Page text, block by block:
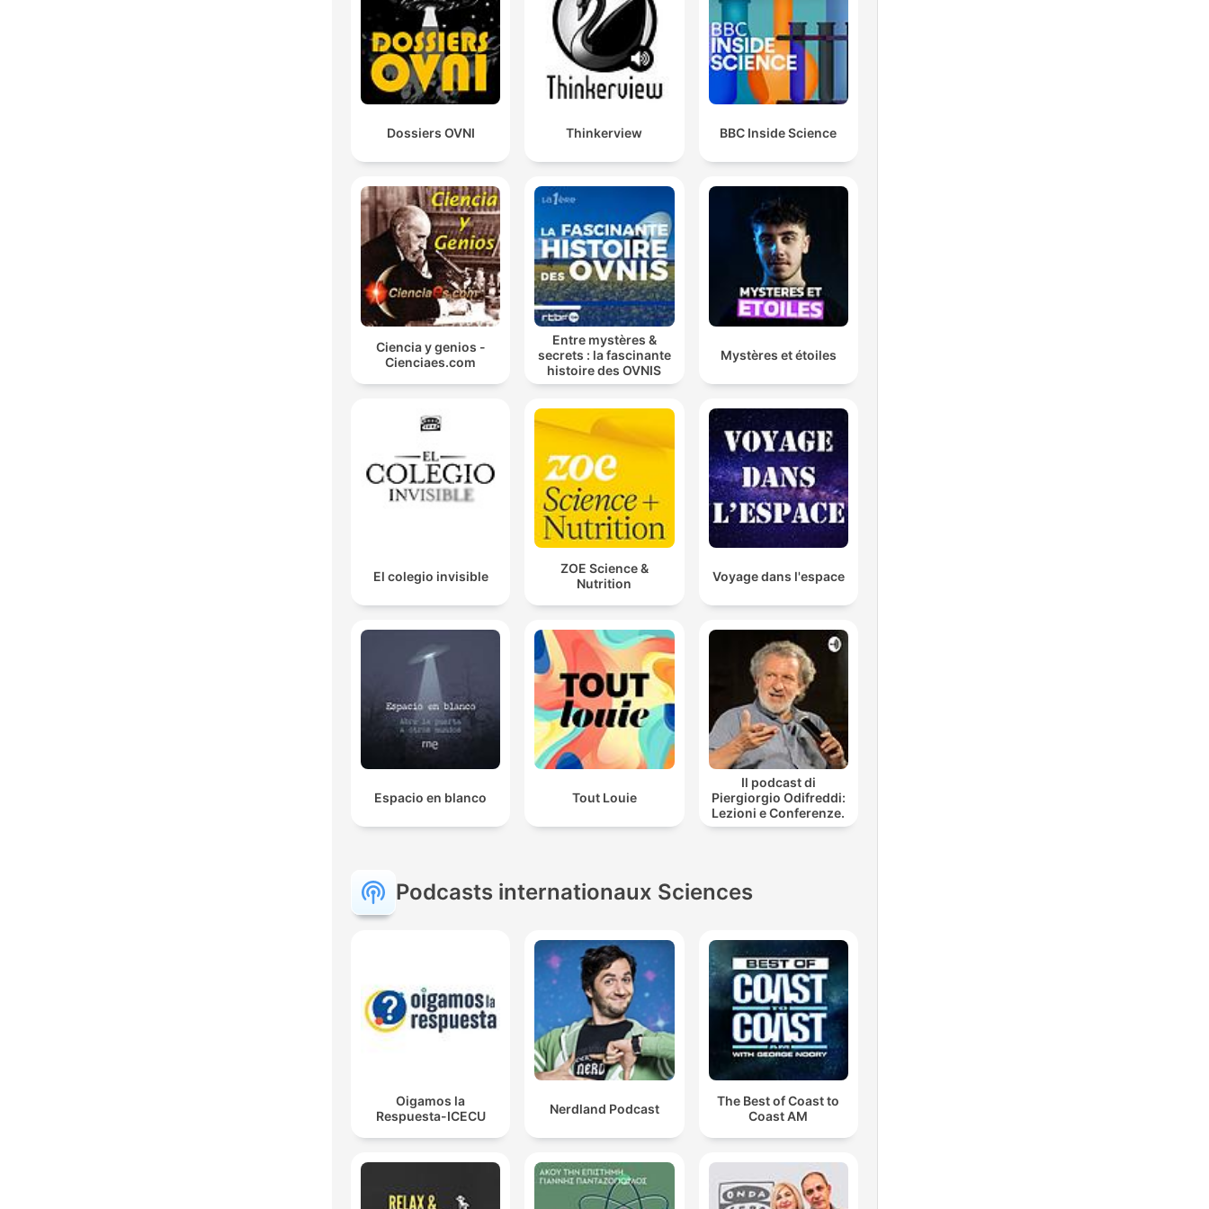
W ubiegłym roku na Półwyspie Iberyjskim doszło do
blackoutu, czyli awarii zasilania, kiedy w wyniku reakcji
łańcuchowej w zaledwie 5 sekund z hiszpańskiej sieci
elektroenergetycznej zniknęło około 60% generowanej
W przypadku Baltic Power zastosowano monopale –
stalowe fundamenty przypominające rury wbijane
głęboko w dno morskie. Mają one nawet 100 metrów
długości i ważą do 1500-1700 ton.
00:05:32 · Szczegóły techniczne dotyczące konstrukcji
fundamentów morskich turbin.
Taka jedna turbina ma 15 MW. To jest tyle mocy, ile
może zasilić małe miasto. Cała morska farma wiatrowa
Baltic Power ma 76 takich turbin.
00:06:59 · Informacja o wydajności pojedynczej turbiny oraz
skali całej farmy wiatrowej.
Położyliśmy 120 km kabli eksportowych. [...]
Położyliśmy kabli wewnętrznych również 120
kilometrów.
O ile turbiny wiatrowe, całą część morską możemy
nazwać sercem farmy pompującym niejako moc tutaj
do naszego systemu, o tyle samą stację możemy
przyrównać do mózgu
00:14:32 · Metaforyczne porównanie roli morskiej części farmy
Dossiers OVNI Thinkerview BBC Inside Science
Ciencia y genios -
Cienciaes.com
Entre mystères &
secrets : la fascinante
histoire des OVNIS
Mystères et étoiles
El colegio invisible
ZOE Science &
Nutrition
Voyage dans l'espace
Espacio en blanco Tout Louie
Il podcast di
Piergiorgio Odifreddi:
Lezioni e Conferenze.
Podcasts internationaux Sciences
Oigamos la
Respuesta-ICECU
Nerdland Podcast
The Best of Coast to
Coast AM